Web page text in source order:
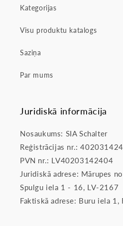
Kategorijas
Visu produktu katalogs
Saziņa
Par mums
Juridiskā informācija
Nosaukums: SIA Schalter
Reģistrācijas nr.:
PVN nr.: LV40203142404
Juridiskā adrese: Mārupes
Spulgu iela 1 - 16, LV-2167
Faktiskā adrese: Buru iela 1,